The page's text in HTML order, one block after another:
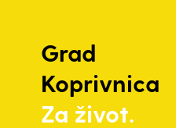
Grad
Koprivnica
Za život.